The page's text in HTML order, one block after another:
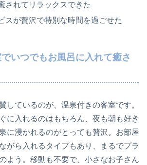
されてリラックスできた
スが贅沢で特別な時間を過ごせた
でいつでもお風呂に入れて癒さ
しているのが、温泉付きの客室です。
に入れるのはもちろん、夜も朝も好き
に浸かれるのがとっても贅沢。お部屋
がら入れるタイプもあり、まるでプラ
よう。移動も不要で、小さなお子さん